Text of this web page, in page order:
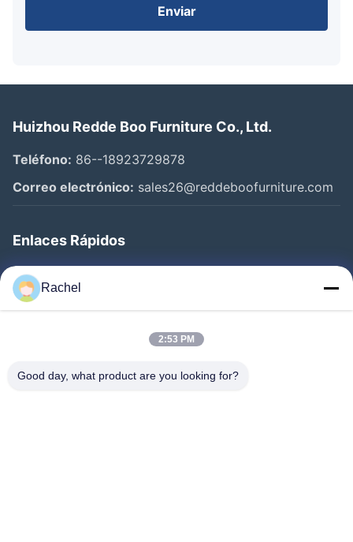
Enviar
Huizhou Redde Boo Furniture Co., Ltd.
Teléfono: 86--18923729878
Correo electrónico: sales26@reddeboofurniture.com
Enlaces Rápidos
Inicio
Productos
Visita A La Fábrica
Rachel
2:53 PM
Good day, what product are you looking for?